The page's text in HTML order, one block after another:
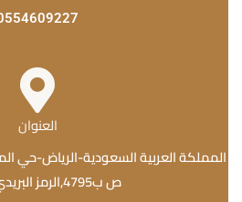
العنوان
المملكة العربية السعودية-الرياض-حي
ص ب4795,الرمز البريدي 16439